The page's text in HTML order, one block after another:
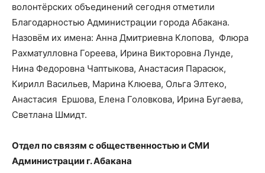
волонтёрских объединений сегодня отметили
Благодарностью Администрации города Абакана.
Назовём их имена: Анна Дмитриевна Клопова, Флюра
Рахматулловна Гореева, Ирина Викторовна Лунде,
Нина Федоровна Чаптыкова, Анастасия Парасюк,
Кирилл Васильев, Марина Клюева, Ольга Элтеко,
Анастасия Ершова, Елена Головкова, Ирина Бугаева,
Светлана Шмидт.
Отдел по связям с общественностью и СМИ
Администрации г. Абакана